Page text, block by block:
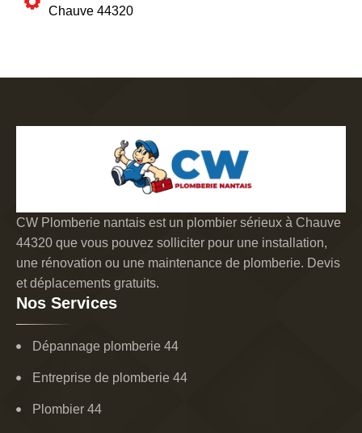
Chauve 44320
CW Plomberie nantais est un plombier sérieux à Chauve
44320 que vous pouvez solliciter pour une installation,
une rénovation ou une maintenance de plomberie. Devis
et déplacements gratuits.
Nos Services
Dépannage plomberie 44
Entreprise de plomberie 44
Plombier 44